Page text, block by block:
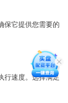
保它提供您需要的
行速度。选择满足